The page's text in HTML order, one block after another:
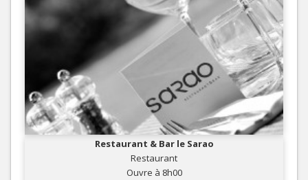
Restaurant & Bar le Sarao
Restaurant
Ouvre à 8h00